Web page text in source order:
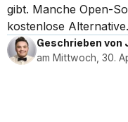
gibt. Manche Open-
kostenlose Alternative.
Geschrieben von
am Mittwoch, 30.